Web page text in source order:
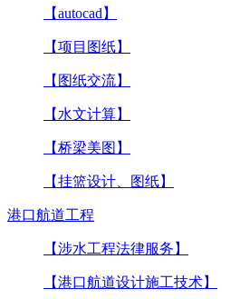
【autocad】
【项目图纸】
【图纸交流】
【水文计算】
【桥梁美图】
【挂篮设计、图纸】
港口航道工程
【涉水工程法律服务】
【港口航道设计施工技术】